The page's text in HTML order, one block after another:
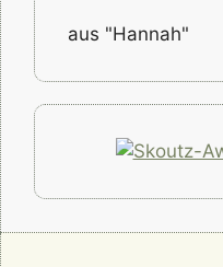
aus "Hannah"